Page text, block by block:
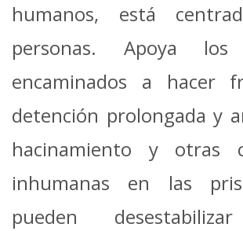
humanos, está
personas. Apoya los
encaminados a hacer
detención prolongada y
hacinamiento y otras
inhumanas en las
pueden